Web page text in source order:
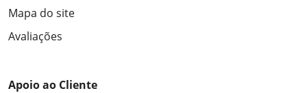
Mapa do site
Avaliações
Apoio ao Cliente